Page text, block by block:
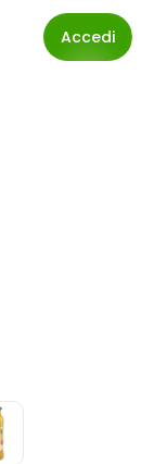
Accedi